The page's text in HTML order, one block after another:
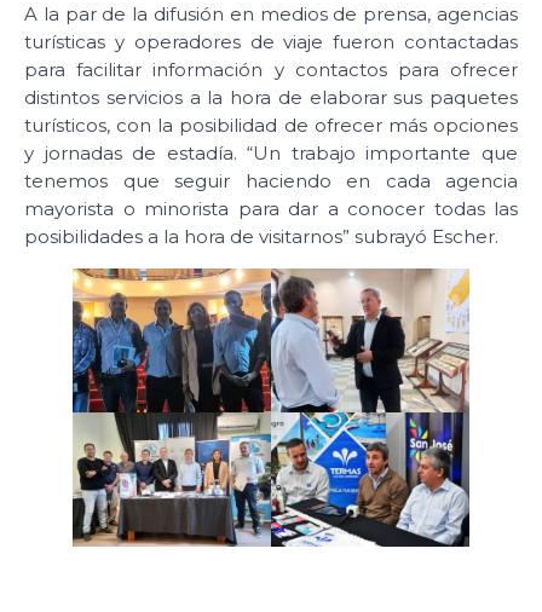
A la par de la difusión en medios de prensa, agencias
turísticas y operadores de viaje fueron contactadas
para facilitar información y contactos para ofrecer
distintos servicios a la hora de elaborar sus paquetes
turísticos, con la posibilidad de ofrecer más opciones
y jornadas de estadía. “Un trabajo importante que
tenemos que seguir haciendo en cada agencia
mayorista o minorista para dar a conocer todas las
posibilidades a la hora de visitarnos” subrayó Escher.